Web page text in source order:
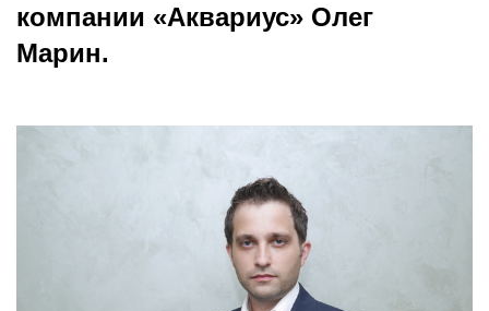
компании «Аквариус» Олег
Марин.